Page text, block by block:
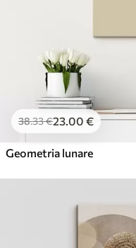
38.33€23.00 €
Geometria lunare